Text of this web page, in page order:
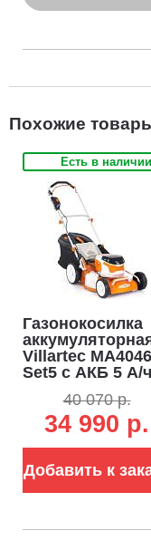
Похожие
Есть в наличии
Газонокосилка
Villartec MA4046
Set5 c АКБ 5 А/
40В, BL, 46 см,
пластик, 55 л, 23
40 070 р.
34 990 р.
Добавить к